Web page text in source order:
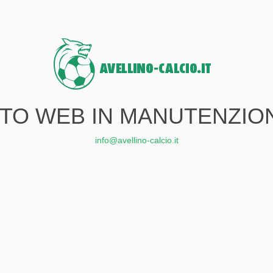
WEB IN
info@avellino-calcio.it